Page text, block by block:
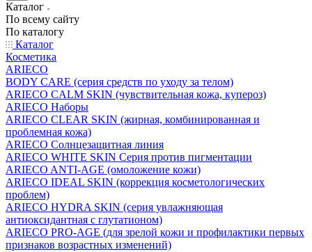
Каталог
По всему сайту
По каталогу
Каталог
Косметика
ARIECO
BODY CARE (серия средств по уходу за телом)
ARIECO CALM SKIN (чувствительная кожа, купероз)
ARIECO Наборы
ARIECO CLEAR SKIN (жирная, комбинированная и
проблемная кожа)
ARIECO Солнцезащитная линия
ARIECO WHITE SKIN Серия против пигментации
ARIECO ANTI-AGE (омоложение кожи)
ARIECO IDEAL SKIN (коррекция косметологических
проблем)
ARIECO HYDRA SKIN (серия увлажняющая
антиоксидантная с глутатионом)
ARIECO PRO-AGE (для зрелой кожи и профилактики первых
признаков возрастных изменений)